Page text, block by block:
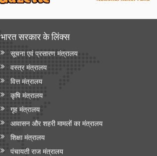
भारत सरकार के लिंक्‍स
सूचना एवं प्रसारण मंत्रालय
वस्त्र मंत्रालय
वित्त मंत्रालय
कृषि मंत्रालय
गृह मंत्रालय
आवासन और शहरी मामलों का मंत्रालय
शिक्षा मंत्रालय
पंचायती राज मंत्रालय